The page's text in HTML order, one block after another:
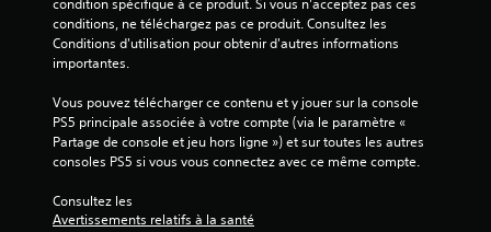
condition spécifique à ce produit. Si vous n'acceptez pas ces
conditions, ne téléchargez pas ce produit. Consultez les
Conditions d'utilisation pour obtenir d'autres informations
importantes.
Vous pouvez télécharger ce contenu et y jouer sur la console
PS5 principale associée à votre compte (via le paramètre «
Partage de console et jeu hors ligne ») et sur toutes les autres
consoles PS5 si vous vous connectez avec ce même compte.
Consultez les
Avertissements relatifs à la santé